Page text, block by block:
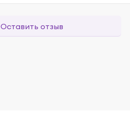
Оставить отзыв